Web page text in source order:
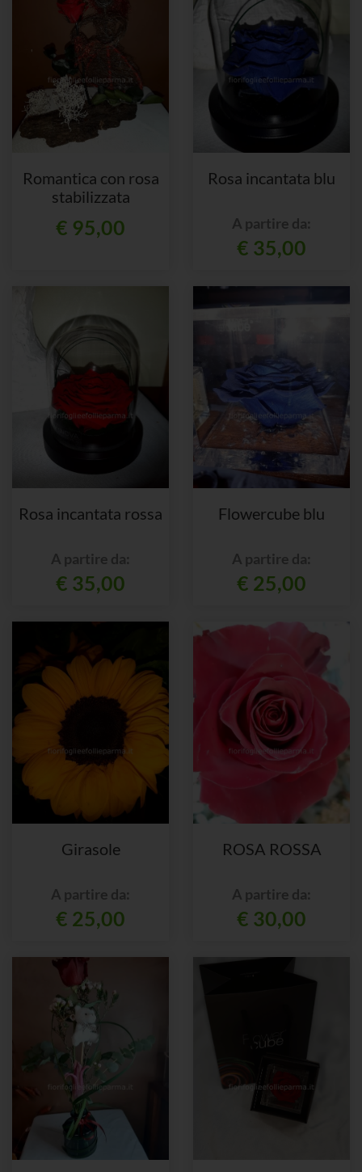
Romantica con rosa
stabilizzata
€ 95,00
Rosa incantata blu
A partire da:
€ 35,00
Rosa incantata rossa
A partire da:
€ 35,00
Flowercube blu
A partire da:
€ 25,00
Girasole
A partire da:
€ 25,00
ROSA ROSSA
A partire da:
€ 30,00